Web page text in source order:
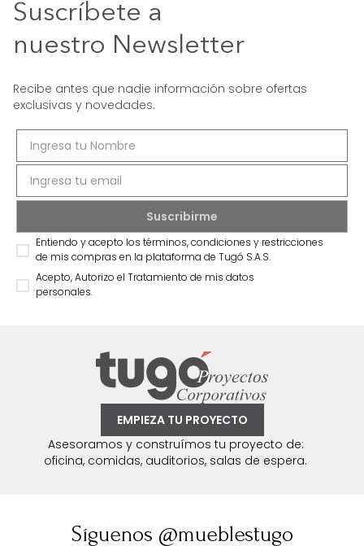
Suscríbete a
nuestro Newsletter
Recibe antes que nadie información sobre ofertas
exclusivas y novedades.
Entiendo y acepto los términos, condiciones y restricciones
de mis compras en la plataforma de Tugó S.A.S.
Acepto, Autorizo el Tratamiento de mis datos
personales.
EMPIEZA TU PROYECTO
Asesoramos y construímos tu proyecto de:
oficina, comidas, auditorios, salas de espera.
Síguenos @mueblestugo